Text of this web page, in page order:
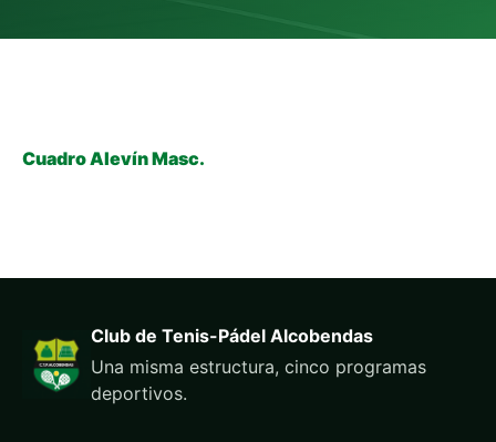
Cuadro Alevín Masc.
Club de Tenis-Pádel Alcobendas
Una misma estructura, cinco programas
deportivos.